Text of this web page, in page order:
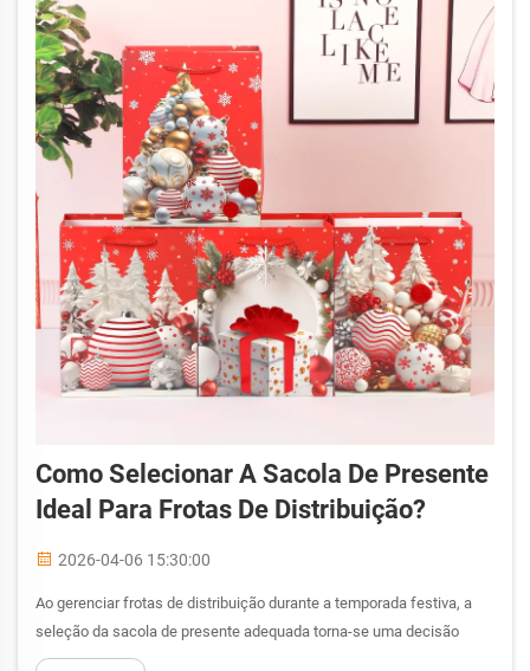
Como Selecionar A Sacola De Presente
Ideal Para Frotas De Distribuição?
2026-04-06 15:30:00
Ao gerenciar frotas de distribuição durante a temporada festiva, a
seleção da sacola de presente adequada torna-se uma decisão
crítica, com impacto tanto na eficiência operacional quanto na